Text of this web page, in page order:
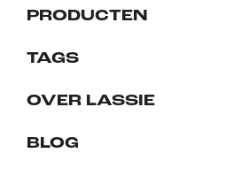
PRODUCTEN
TAGS
OVER LASSIE
BLOG